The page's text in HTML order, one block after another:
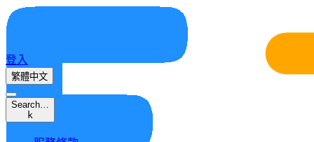
登入
繁體中文
Search…
k